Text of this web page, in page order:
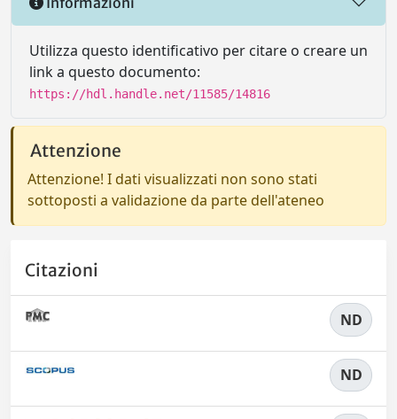
Utilizza questo identificativo per citare o creare un
link a questo documento:
https://hdl.handle.net/11585/14816
Attenzione
Attenzione! I dati visualizzati non sono stati
sottoposti a validazione da parte dell'ateneo
Citazioni
ND
ND